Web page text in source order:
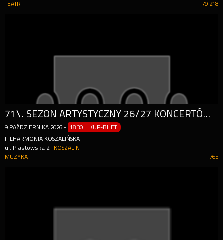
79 218
TEATR
71\. SEZON ARTYSTYCZNY 26/27 KONCERTÓW SYMFONICZNYCH FILHARMONII KOSZALIŃSKIEJ 09.10.2026
9 PAŹDZIERNIKA 2026 - 18:30 | KUP-BILET
FILHARMONIA KOSZALIŃSKA
ul. Piastowska 2
KOSZALIN
765
MUZYKA